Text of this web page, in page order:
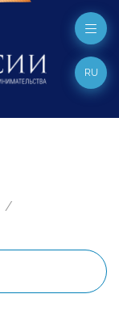
RU